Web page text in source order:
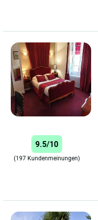
9.5/10
(197 Kundenmeinungen)